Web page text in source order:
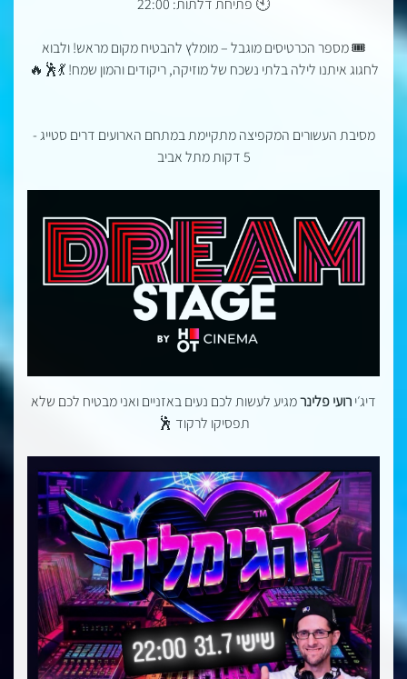
🕙 פתיחת דלתות: 22:00
🎟️ מספר הכרטיסים מוגבל – מומלץ להבטיח מקום מראש! ולבוא
לחגוג איתנו לילה בלתי נשכח של מוזיקה, ריקודים והמון שמח! 💃🕺🔥
מסיבת העשורים המקפיצה מתקיימת במתחם הארועים דרים סטייג -
5 דקות מתל אביב
דיג׳ירועי פלינרמגיע לעשות לכם נעים באזניים ואני מבטיח לכם שלא
תפסיקו לרקוד 🕺